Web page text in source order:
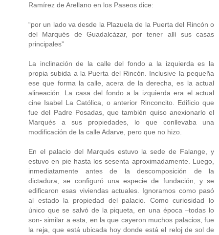
Ramírez de Arellano en los Paseos dice:
“por un lado va desde la Plazuela de la Puerta del Rincón o
del Marqués de Guadalcázar, por tener allí sus casas
principales”
La inclinación de la calle del fondo a la izquierda es la
propia subida a la Puerta del Rincón. Inclusive la pequeña
ese que forma la calle, acera de la derecha, es la actual
alineación. La casa del fondo a la izquierda era el actual
cine Isabel La Católica, o anterior Rinconcito. Edificio que
fue del Padre Posadas, que también quiso anexionarlo el
Marqués a sus propiedades, lo que conllevaba una
modificación de la calle Adarve, pero que no hizo.
En el palacio del Marqués estuvo la sede de Falange, y
estuvo en pie hasta los sesenta aproximadamente. Luego,
inmediatamente antes de la descomposición de la
dictadura, se configuró una especie de fundación, y se
edificaron esas viviendas actuales. Ignoramos como pasó
al estado la propiedad del palacio. Como curiosidad lo
único que se salvó de la piqueta, en una época –todas lo
son- similar a esta, en la que cayeron muchos palacios, fue
la reja, que está ubicada hoy donde está el reloj de sol de